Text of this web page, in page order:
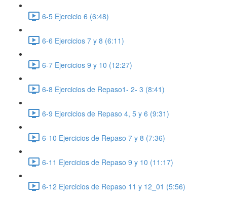
6-5 Ejercicio 6 (6:48)
6-6 Ejercicios 7 y 8 (6:11)
6-7 Ejercicios 9 y 10 (12:27)
6-8 Ejercicios de Repaso1- 2- 3 (8:41)
6-9 Ejercicios de Repaso 4, 5 y 6 (9:31)
6-10 Ejercicios de Repaso 7 y 8 (7:36)
6-11 Ejercicios de Repaso 9 y 10 (11:17)
6-12 Ejercicios de Repaso 11 y 12_01 (5:56)